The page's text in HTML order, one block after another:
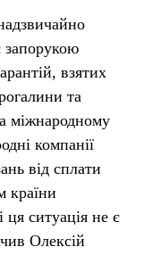
взятих
та
міжнародному
компанії
від сплати
країни
ситуація не є
Олексій